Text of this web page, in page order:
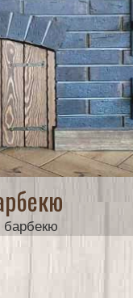
барбекю